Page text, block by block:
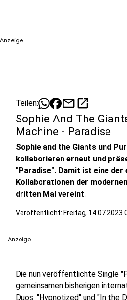
Anzeige
Teilen: mailopen_in_new
Sophie And The
Machine - Paradise
Sophie and the Giants und
kollaborieren erneut und
"Paradise". Damit ist eine
Kollaborationen der
dritten Mal vereint.
Veröffentlicht: Freitag, 14.07.2023
Anzeige
Die nun veröffentlichte Single
gemeinsamen bisherigen
Duos. "Hypnotized" und "In the